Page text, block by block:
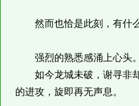
然而也恰是此刻，有什么
强烈的熟悉感涌上心头。
如今龙城未破，谢寻非却
的进攻，旋即再无声息。